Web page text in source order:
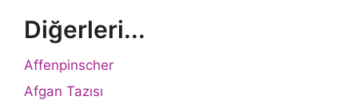
Diğerleri...
Affenpinscher
Afgan Tazısı